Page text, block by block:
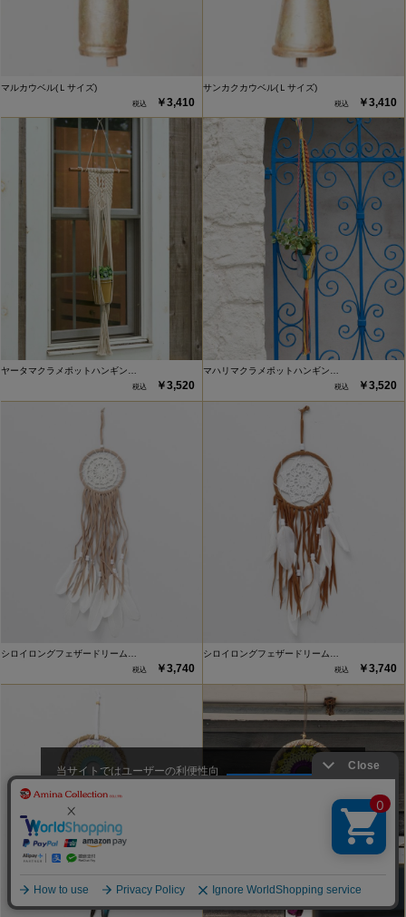
マルカウベル(Ｌサイズ)
￥3,410
サンカクカウベル(Ｌサイズ)
￥3,410
ヤータマクラメポットハンギン…
￥3,520
マハリマクラメポットハンギン…
￥3,520
シロイロングフェザードリーム…
￥3,740
シロイロングフェザードリーム…
￥3,740
当サイトではユーザーの利便性向